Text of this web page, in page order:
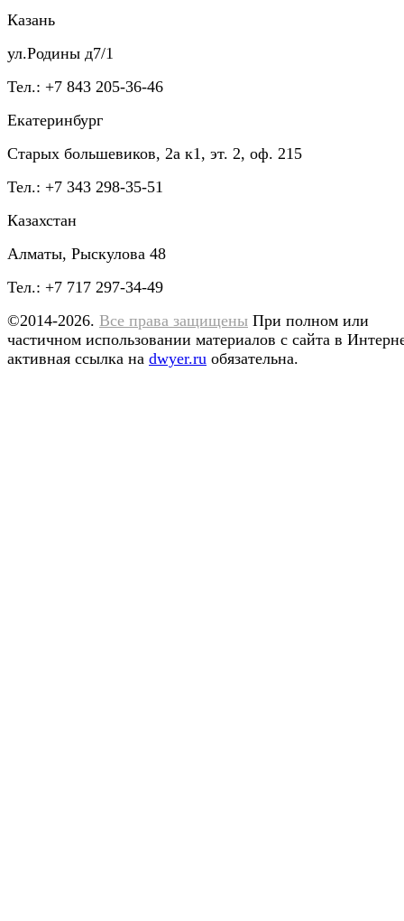
Казань
ул.Родины д7/1
Тел.: +7 843 205-36-46
Екатеринбург
Старых большевиков, 2а к1, эт. 2, оф. 215
Тел.: +7 343 298-35-51
Казахстан
Алматы, Рыскулова 48
Тел.: +7 717 297-34-49
©2014-2026. Все права защищены При полном или
частичном использовании материалов с сайта в
активная ссылка на dwyer.ru обязательна.